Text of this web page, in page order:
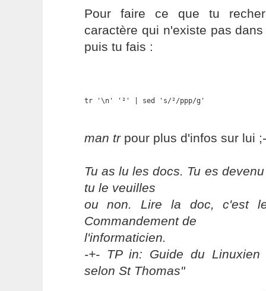
Pour faire ce que tu
caractère qui n'existe pas
puis tu fais :
tr '\n' '²' | sed 's/²/ppp/g'
man trpour plus d'infos sur lui
Tu as lu les docs. Tu es
tu le veuilles
ou non. Lire la doc, c'est
Commandement de
l'informaticien.
-+- TP in: Guide du Linuxien
selon St Thomas"